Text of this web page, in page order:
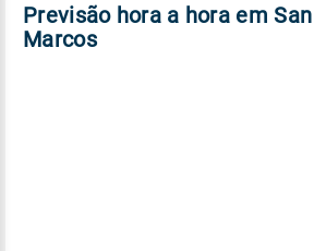
Previsão hora a hora em San
Marcos